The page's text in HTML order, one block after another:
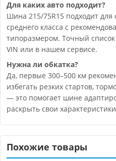
Для каких авто подходит?
Шина 215/75R15 подходит для
среднего класса с
типоразмером. Точный
VIN или в нашем сервисе.
Нужна ли обкатка?
Да, первые 300–500 км
избегать резких стартов,
— это помогает шине
раскрыть свои
Похожие товары